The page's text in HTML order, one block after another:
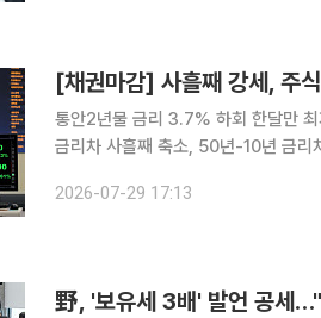
[채권마감] 사흘째 강세, 주
통안2년물 금리 3.7% 하회 한달만
금리차 사흘째 축소, 50년-10년 금
대량 매수가 압도한 PD협의회 단기물
2026-07-29 17:13
野, '보유세 3배' 발언 공세